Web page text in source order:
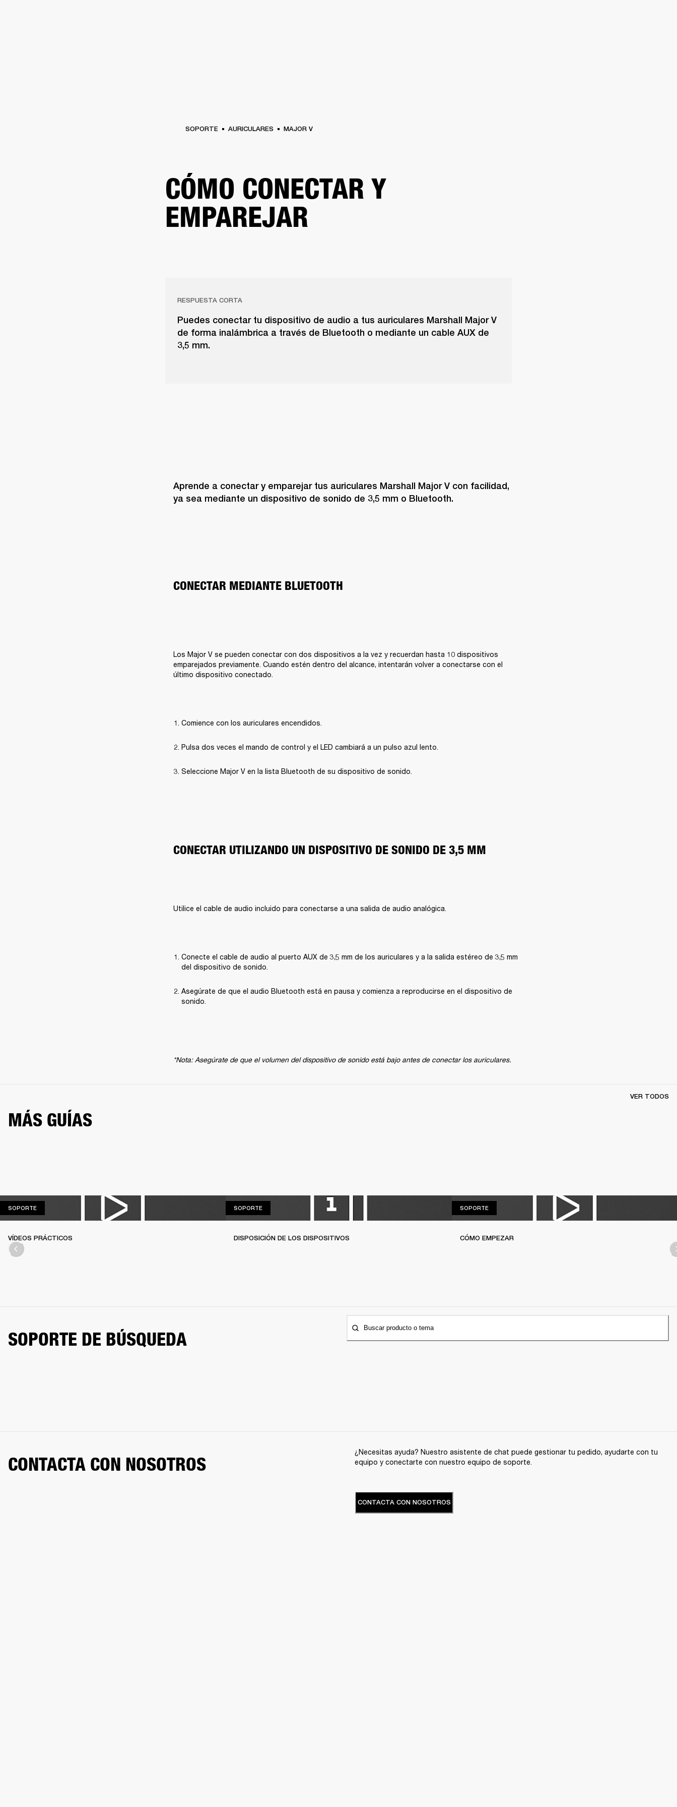
SOPORTE AURICULARES MAJOR V
CÓMO CONECTAR Y
EMPAREJAR
RESPUESTA CORTA
Puedes conectar tu dispositivo de audio a tus auriculares Marshall Major V
de forma inalámbrica a través de Bluetooth o mediante un cable AUX de
3,5 mm.
Aprende a conectar y emparejar tus auriculares Marshall Major V con facilidad,
ya sea mediante un dispositivo de sonido de 3,5 mm o Bluetooth.
CONECTAR MEDIANTE BLUETOOTH
Los Major V se pueden conectar con dos dispositivos a la vez y recuerdan hasta 10 dispositivos
emparejados previamente. Cuando estén dentro del alcance, intentarán volver a conectarse con el
último dispositivo conectado.
Comience con los auriculares encendidos.
Pulsa dos veces el mando de control y el LED cambiará a un pulso azul lento.
Seleccione Major V en la lista Bluetooth de su dispositivo de sonido.
CONECTAR UTILIZANDO UN DISPOSITIVO DE SONIDO DE 3,5 MM
Utilice el cable de audio incluido para conectarse a una salida de audio analógica.
Conecte el cable de audio al puerto AUX de 3,5 mm de los auriculares y a la salida estéreo de 3,5 mm
del dispositivo de sonido.
Asegúrate de que el audio Bluetooth está en pausa y comienza a reproducirse en el dispositivo de
sonido.
*Nota: Asegúrate de que el volumen del dispositivo de sonido está bajo antes de conectar los auriculares.
MÁS GUÍAS
VER TODOS
SOPORTESOPORTE
VÍDEOS PRÁCTICOS
SOPORTESOPORTE
DISPOSICIÓN DE LOS DISPOSITIVOS
SOPORTESOPORTE
CÓMO EMPEZAR
SOPORTE DE BÚSQUEDA Buscar producto o tema
CONTACTA CON NOSOTROS
¿Necesitas ayuda? Nuestro asistente de chat puede gestionar tu pedido, ayudarte con tu
equipo y conectarte con nuestro equipo de soporte.
CONTACTA CON NOSOTROS